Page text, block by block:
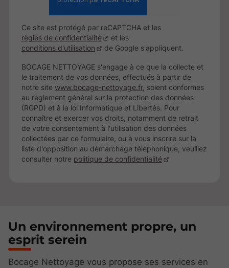
Ce site est protégé par reCAPTCHA et les
règles de confidentialité
et les
conditions d'utilisation
de Google s'appliquent.
BOCAGE NETTOYAGE s'engage à ce que la collecte et
le traitement de vos données, effectués à partir de
notre site www.bocage-nettoyage.fr, soient conformes
au règlement général sur la protection des données
(RGPD) et à la loi Informatique et Libertés. Pour
connaître et exercer vos droits, notamment de retrait
de votre consentement à l'utilisation des données
collectées par ce formulaire, ou à vous inscrire sur la
liste d'opposition au démarchage téléphonique, veuillez
consulter notre politique de confidentialité
Un environnement propre, un
esprit serein
Bocage Nettoyage vous propose ses services en